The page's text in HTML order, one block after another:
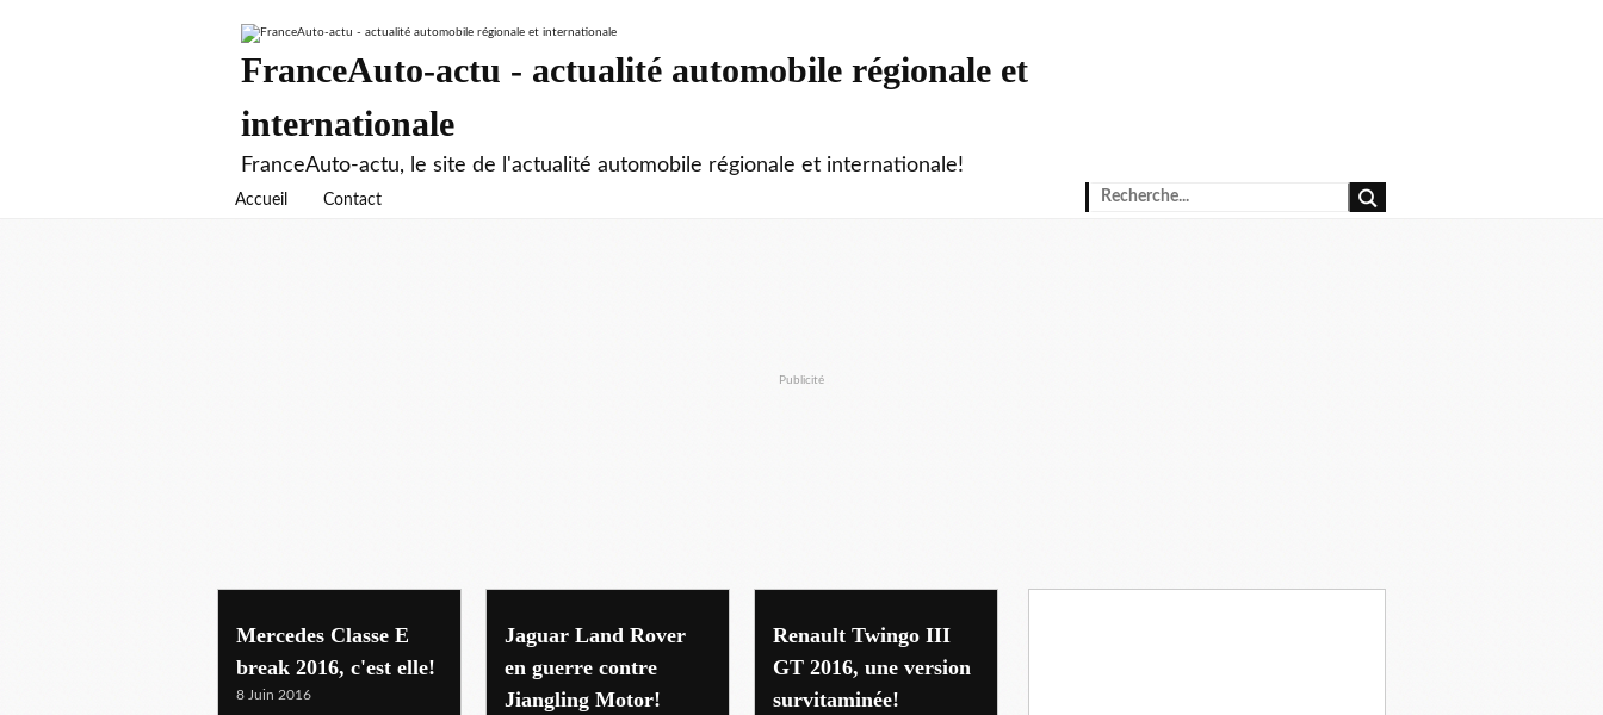
FranceAuto-actu - actualité automobile régionale et
internationale
FranceAuto-actu, le site de l'actualité automobile régionale et internationale!
Accueil Contact
Publicité
Mercedes Classe E
break 2016, c'est elle!
8 Juin 2016
Jaguar Land Rover
en guerre contre
Jiangling Motor!
Renault Twingo III
GT 2016, une version
survitaminée!